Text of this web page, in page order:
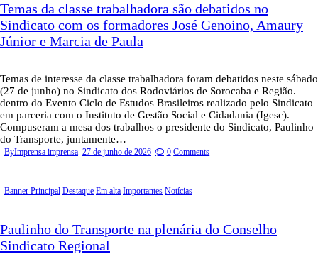
Temas da classe trabalhadora são debatidos no
Sindicato com os formadores José Genoino, Amaury
Júnior e Marcia de Paula
Temas de interesse da classe trabalhadora foram debatidos neste sábado
(27 de junho) no Sindicato dos Rodoviários de Sorocaba e Região.
dentro do Evento Ciclo de Estudos Brasileiros realizado pelo Sindicato
em parceria com o Instituto de Gestão Social e Cidadania (Igesc).
Compuseram a mesa dos trabalhos o presidente do Sindicato, Paulinho
do Transporte, juntamente…
ByImprensa imprensa 27 de junho de 2026 0 Comments
Banner Principal Destaque Em alta Importantes Notícias
Paulinho do Transporte na plenária do Conselho
Sindicato Regional